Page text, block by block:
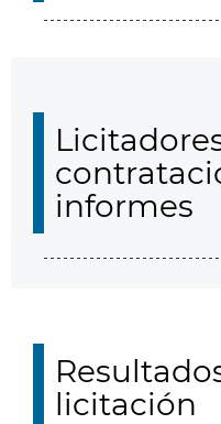
informes
licitación